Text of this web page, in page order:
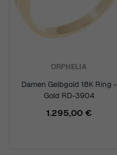
ORPHELIA
Damen Gelbgold 18K Ring -
Gold RD-3904
1.295,00 €